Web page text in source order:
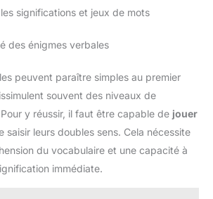
significations et jeux de mots
des énigmes verbales
peuvent paraître simples au premier
souvent des niveaux de
y réussir, il faut être capable de jouer
saisir leurs doubles sens. Cela nécessite
du vocabulaire et une capacité à
immédiate.